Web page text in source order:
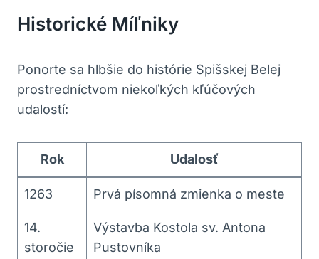
Historické Míľniky
Ponorte sa hlbšie do histórie Spišskej Belej
prostredníctvom niekoľkých kľúčových
udalostí:
Rok Udalosť
1263 Prvá písomná zmienka o meste
14.
storočie
Výstavba Kostola sv. Antona
Pustovníka